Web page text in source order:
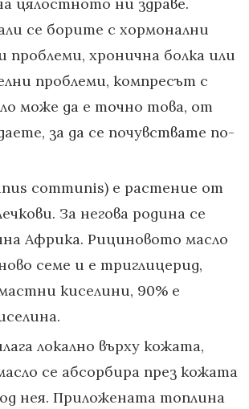
се борите с хормонални
проблеми, хронична болка или
проблеми, компресът с
може да е точно това, от
за да се почувствате по-
communis) е растение от
За негова родина се
Африка. Рициновото масло
семе и е триглицерид,
киселини, 90% е
локално върху кожата,
се абсорбира през кожата
нея. Приложената топлина